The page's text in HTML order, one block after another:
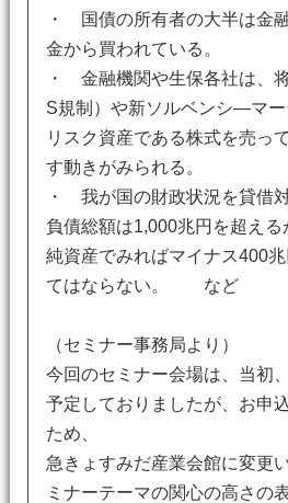
・ 国債の所有者の大半は金
金から買われている。
・ 金融機関や生保各社は、
S規制）や新ソルベンシ―マー
リスク資産である株式を売っ
す動きがみられる。
・ 我が国の財政状況を貸借
負債総額は1,000兆円を超える
純資産でみればマイナス400
てはならない。 など
（セミナー事務局より）
今回のセミナー会場は、当初
予定しておりましたが、お申
ため、
急きょすみだ産業会館に変
ミナーテーマの関心の高さの